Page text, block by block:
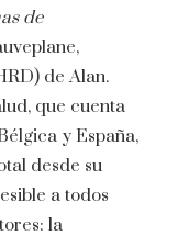
de
de Alan.
que cuenta
y España,
desde su
a todos
la